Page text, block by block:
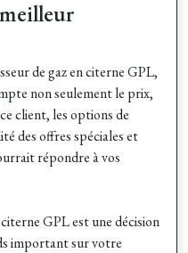
de gaz en citerne GPL,
non seulement le prix,
client, les options de
des offres spéciales et
répondre à vos
GPL est une décision
important sur votre